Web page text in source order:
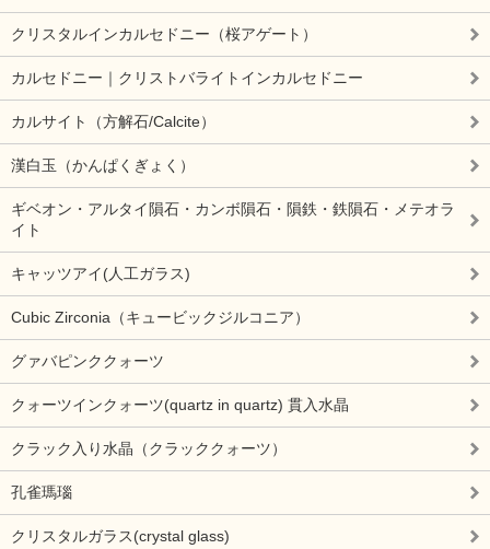
クリスタルインカルセドニー（桜アゲート）
カルセドニー｜クリストバライトインカルセドニー
カルサイト（方解石/Calcite）
漢白玉（かんぱくぎょく）
ギベオン・アルタイ隕石・カンボ隕石・隕鉄・鉄隕石・メテオラ
イト
キャッツアイ(人工ガラス)
Cubic Zirconia（キュービックジルコニア）
グァバピンククォーツ
クォーツインクォーツ(quartz in quartz) 貫入水晶
クラック入り水晶（クラッククォーツ）
孔雀瑪瑙
クリスタルガラス(crystal glass)